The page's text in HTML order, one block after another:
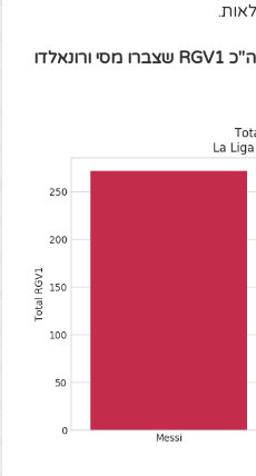
סה"כ RGV1 שצברו מסי ורונאלדו